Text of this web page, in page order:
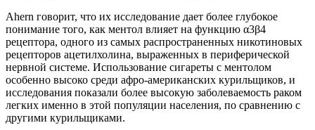
Ahern говорит, что их исследование дает более глубокое
понимание того, как ментол влияет на функцию α3β4
рецептора, одного из самых распространенных никотиновых
рецепторов ацетилхолина, выраженных в периферической
нервной системе. Использование сигареты с ментолом
особенно высоко среди афро-американских курильщиков, и
исследования показали более высокую заболеваемость раком
легких именно в этой популяции населения, по сравнению с
другими курильщиками.